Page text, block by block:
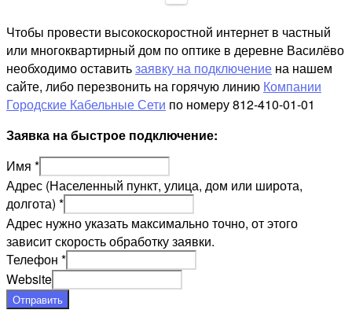
Чтобы провести высокоскоростной интернет в частный
или многоквартирный дом по оптике в деревне Василёво
необходимо оставитьзаявку на подключение на нашем
сайте, либо перезвонить на горячую линию Компании
Городские Кабельные Сети по номеру 812-410-01-01
Заявка на быстрое подключение:
Имя *
Адрес (Населенный пункт, улица, дом или широта,
долгота) *
Адрес нужно указать максимально точно, от этого
зависит скорость обработку заявки.
Телефон *
Website
Отправить